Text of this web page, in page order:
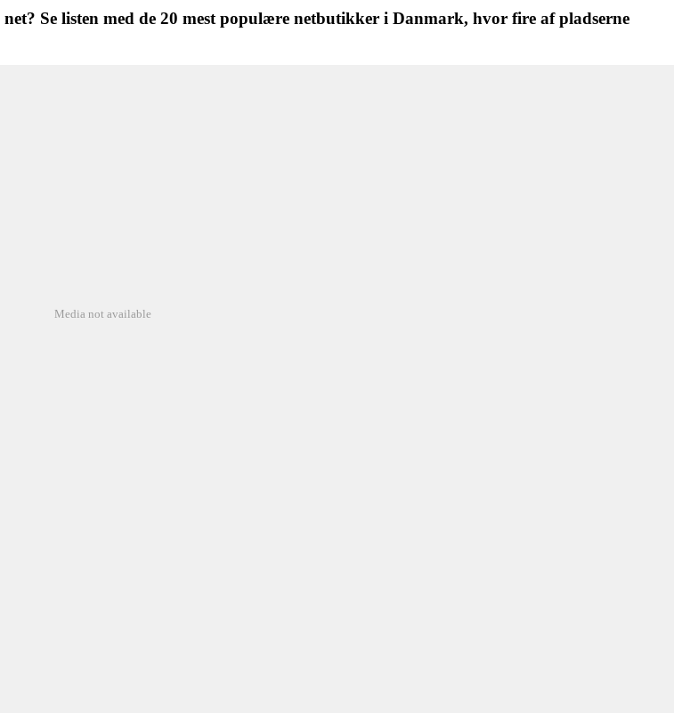
Se listen med de 20 mest populære netbutikker i Danmark, hvor fire af pladserne
Media not available